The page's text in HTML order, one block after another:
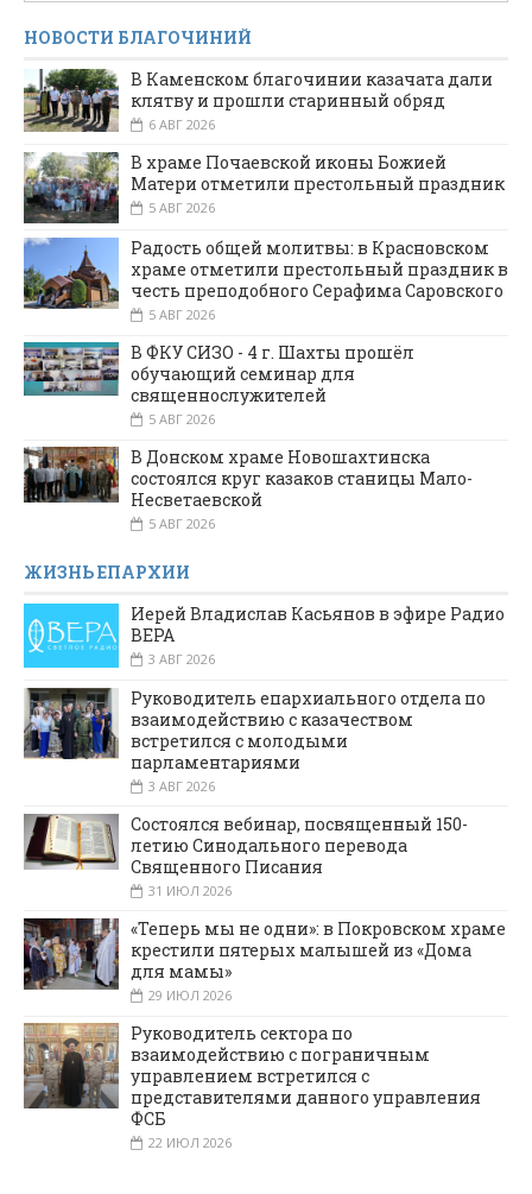
НОВОСТИ БЛАГОЧИНИЙ
В Каменском благочинии казачата дали
клятву и прошли старинный обряд
6 АВГ 2026
В храме Почаевской иконы Божией
Матери отметили престольный праздник
5 АВГ 2026
Радость общей молитвы: в Красновском
храме отметили престольный праздник в
честь преподобного Серафима Саровского
5 АВГ 2026
В ФКУ СИЗО - 4 г. Шахты прошёл
обучающий семинар для
священнослужителей
5 АВГ 2026
В Донском храме Новошахтинска
состоялся круг казаков станицы Мало-
Несветаевской
5 АВГ 2026
ЖИЗНЬ ЕПАРХИИ
Иерей Владислав Касьянов в эфире Радио
ВЕРА
3 АВГ 2026
Руководитель епархиального отдела по
взаимодействию с казачеством
встретился с молодыми
парламентариями
3 АВГ 2026
Состоялся вебинар, посвященный 150-
летию Синодального перевода
Священного Писания
31 ИЮЛ 2026
«Теперь мы не одни»: в Покровском храме
крестили пятерых малышей из «Дома
для мамы»
29 ИЮЛ 2026
Руководитель сектора по
взаимодействию с пограничным
управлением встретился с
представителями данного управления
ФСБ
22 ИЮЛ 2026